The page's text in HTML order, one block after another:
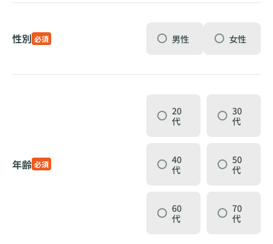
性別 必須 男性 女性
年齢 必須
20
代
30
代
40
代
50
代
60
代
70
代